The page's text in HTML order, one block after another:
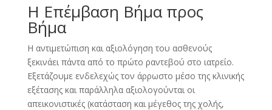
Η Επέμβαση Βήμα προς
Βήμα
Η αντιμετώπιση και αξιολόγηση του ασθενούς
ξεκινάει πάντα από το πρώτο ραντεβού στο ιατρείο.
Εξετάζουμε ενδελεχώς τον άρρωστο μέσο της κλινικής
εξέτασης και παράλληλα αξιολογούνται οι
απεικονιστικές (κατάσταση και μέγεθος της χολής,